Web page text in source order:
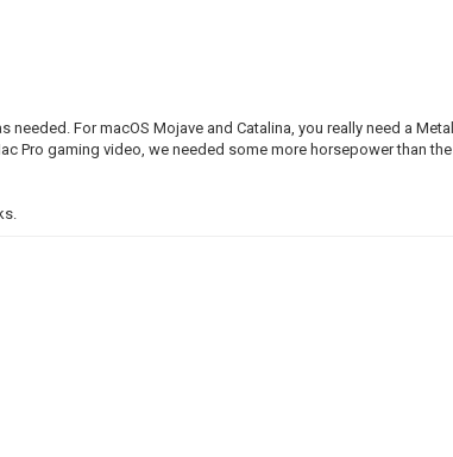
For macOS Mojave and Catalina, you really need a Metal
Pro gaming video, we needed some more horsepower than the